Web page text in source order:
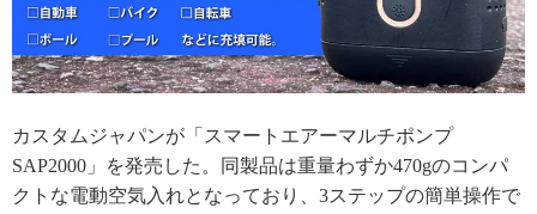
カスタムジャパンが「スマートエアーマルチポンプ
SAP2000」を発売した。同製品は重量わずか470gのコンパ
クトな電動空気入れとなっており、3ステップの簡単操作で